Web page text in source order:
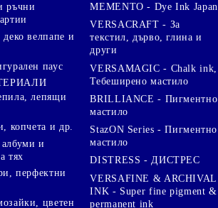
ръчни
велпапе и
паус
лепящи
копчета и др.
и
тях
перфектни
цветен
MEMENTO - Dye Ink Japan
VERSACRAFT - За
текстил, дърво, глина и
други
VERSAMAGIC - Chalk ink,
Тебеширено мастило
BRILLIANCE - Пигментно
мастило
StazON Series - Пигментно
мастило
DISTRESS - ДИСТРЕС
VERSAFINE & ARCHIVAL
INK - Super fine pigment &
permanent ink